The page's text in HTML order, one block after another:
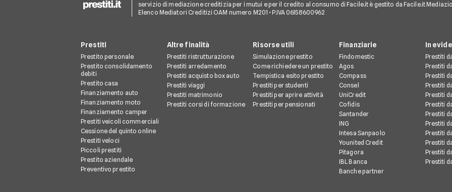
servizio di mediazione creditizia per i mutui e per il credito al consumo di Facile.it è gestito da Facile.it
Elenco Mediatori Creditizi OAM numero M201 • P.IVA 06158600962
Prestiti
Prestito personale
Prestito consolidamento
debiti
Prestito casa
Finanziamento auto
Finanziamento moto
Finanziamento camper
Prestiti veicoli commerciali
Cessione del quinto online
Prestiti veloci
Piccoli prestiti
Prestito aziendale
Preventivo prestito
Altre finalità
Prestiti ristrutturazione
Prestiti arredamento
Prestiti acquisto box auto
Prestiti viaggi
Prestiti matrimonio
Prestiti corsi di formazione
Risorse utili
Simulazione prestito
Come richiedere un prestito
Tempistica esito prestito
Prestiti per studenti
Prestiti per aprire attività
Prestiti per pensionati
Finanziarie
Findomestic
Agos
Compass
Consel
UniCredit
Cofidis
Santander
ING
Intesa Sanpaolo
Younited Credit
Pitagora
IBL Banca
Banche partner
In
Prestiti
Prestiti
Prestiti
Prestiti
Prestiti
Prestiti
Prestiti
Prestiti
Prestiti
Prestiti
Prestiti
Prestiti